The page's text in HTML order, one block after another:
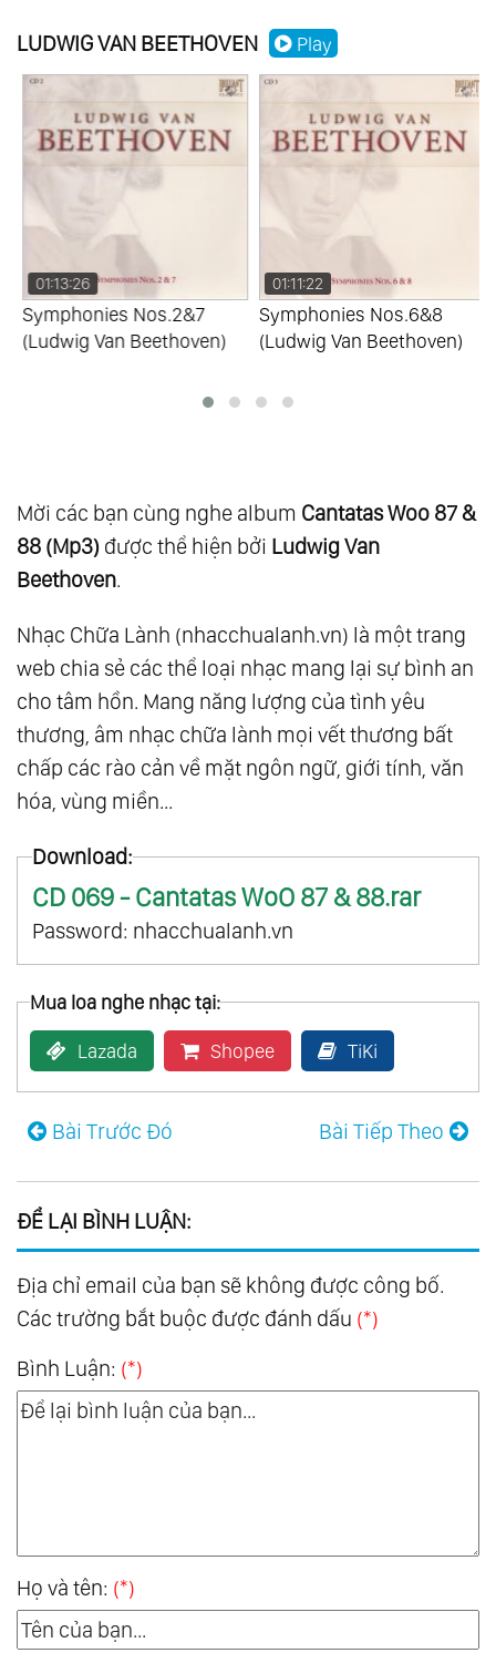
String Quartet
99.Fidelio (Act 1) - W. Furtwagler
100. Fidelio (Act 2) - W. Furtwagler
LUDWIG VAN BEETHOVEN Play
01:13:26
Symphonies Nos.2&7
(Ludwig Van Beethoven)
01:11:22
Symphonies Nos.6&8
(Ludwig Van Beethoven)
Mời các bạn cùng nghe album Cantatas Woo 87 &
88 (Mp3) được thể hiện bởi Ludwig Van
Beethoven.
Nhạc Chữa Lành (nhacchualanh.vn) là một trang
web chia sẻ các thể loại nhạc mang lại sự bình an
cho tâm hồn. Mang năng lượng của tình yêu
thương, âm nhạc chữa lành mọi vết thương bất
chấp các rào cản về mặt ngôn ngữ, giới tính, văn
hóa, vùng miền...
Download:
CD 069 - Cantatas WoO 87 & 88.rar
Password: nhacchualanh.vn
Mua loa nghe nhạc tại:
Lazada Shopee TiKi
Bài Trước Đó Bài Tiếp Theo
ĐỂ LẠI BÌNH LUẬN:
Địa chỉ email của bạn sẽ không được công bố.
Các trường bắt buộc được đánh dấu (*)
Bình Luận: (*)
Họ và tên: (*)